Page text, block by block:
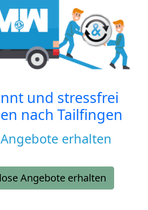
und stressfrei
nach Tailfingen
erhalten
Angebote erhalten